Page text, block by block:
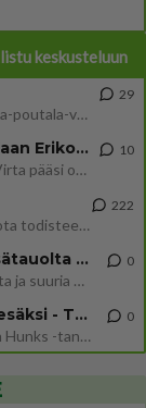
keskusteluun
https://www.mtvuutiset.fi/artikkeli/ministeri-mika-poutala-vakavassa-onnettomuudessa/9375980 Kumma kun jutussa ei manit
29
Missä on Sofia Virta? Loistaa poissaolollaan Erikoisjoukot uudelta kaudelta
Vihreiden puheenjohtaja, kansanedustaja Sofia Virta pääsi otsikoihin, kun tieto hänen osallistumisestaan Erikoisjoukot-k
10
"Lukuisat suomenkieliset tilit ovat jakaneet videota todisteena siitä, että siirtolaisjoukot aiheuttavat edelleen Ceutas
222
Tänään tv:ssä: Salatut elämät palaa kesätauolta - Tässä hieman juonipaljastuksia
Pihlajakatu 23 B on täynnä naurua, itkua, rakkautta ja suuria salaisuuksia. Suomalaisten yksi pitkäikäisimmistä draamas
0
Esko Eerikäinen lopetti testosteronit kesäksi - Tämä ikävä vaikutus iski heti
Juontaja, mediapersoona ja entinen Scandinavian Hunks -tanssija Esko Eerikäinen on tunnettu avoimuudestaan. Nyt Eerikäi
0